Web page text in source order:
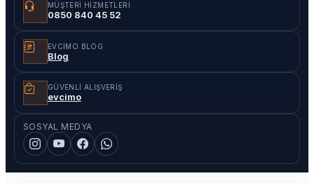
MÜŞTERI HIZMETLERI
0850 840 45 52
EVCIMO BLOG
Blog
GÜVENLI ALIŞVERIŞ
evcimo
SOSYAL MEDYA